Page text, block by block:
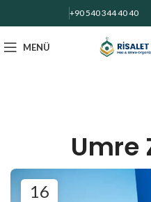
+90 540 344 40 40
MENÜ
Umre
16